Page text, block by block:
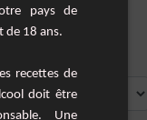
pays de
de 18 ans.
recettes de
doit être
Une